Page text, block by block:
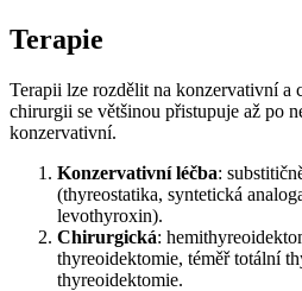
Terapie
Terapii lze rozdělit na konzervativní a
chirurgii se většinou přistupuje až po
konzervativní.
Konzervativní léčba:
(thyreostatika, syntetická
levothyroxin).
Chirurgická:
thyreoidektomie, téměř totální
thyreoidektomie.